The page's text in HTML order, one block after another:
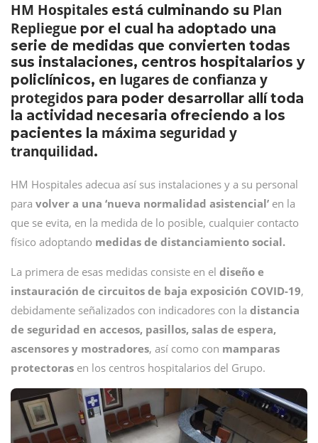
HM Hospitales está culminando su Plan
Repliegue por el cual ha adoptado una
serie de medidas que convierten todas
sus instalaciones, centros hospitalarios y
policlínicos, en lugares de confianza y
protegidos para poder desarrollar allí toda
la actividad necesaria ofreciendo a los
pacientes la máxima seguridad y
tranquilidad.
HM Hospitales adecua así sus instalaciones y a su personal
para volver a una ‘nueva normalidad asistencial’ en la
que se evita, en la medida de lo posible, cualquier contacto
físico adoptando medidas de distanciamiento social.
La primera de esas medidas consiste en el diseño e
instauración de circuitos de baja exposición COVID-19,
debidamente señalizados con indicadores con la distancia
de seguridad en accesos, pasillos, salas de espera,
ascensores y mostradores, así como con mamparas
protectoras en los centros hospitalarios del Grupo.